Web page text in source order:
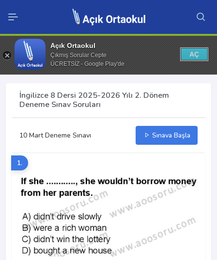
Açık Ortaokul
Çıkmış Sorular Cepte
ÜCRETSİZ - Google Play'de
AÇ
İngilizce 8 Dersi 2025-2026 Yılı 2. Dönem
Deneme Sınav Soruları
10 Mart Deneme Sınavı Sınava Başla
1.